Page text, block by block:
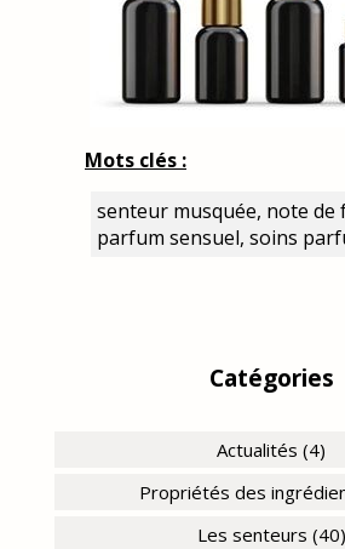
Mots clés :
senteur musquée, note de
parfum sensuel, soins
Catégories
Actualités (4)
Propriétés des
Les senteurs (40)